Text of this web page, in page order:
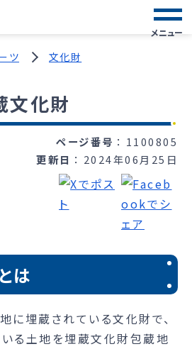
メニュー
ツ 文化財
文化財
ページ番号
1100805
更新日
2024年06月25日
は
に埋蔵されている文化財で、
る土地を埋蔵文化財包蔵地